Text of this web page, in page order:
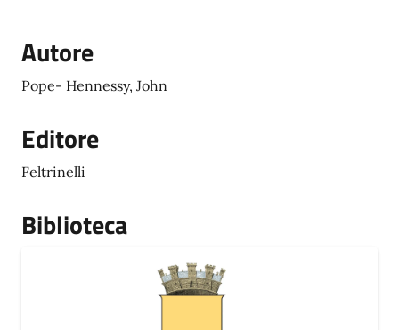
Autore
Pope- Hennessy, John
Editore
Feltrinelli
Biblioteca